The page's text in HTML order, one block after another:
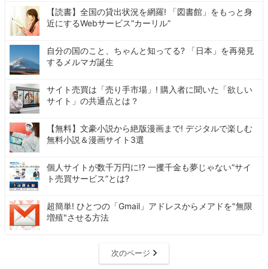
【読書】全国の貸出状況を網羅! 「図書館」をもっと身
近にするWebサービス“カーリル”
自分の国のこと、ちゃんと知ってる? 「日本」を再発見
するメルマガ誕生
サイト売買は「売り手市場」! 購入者に聞いた「欲しい
サイト」の共通点とは？
【無料】文豪小説から絶版漫画まで! デジタルで楽しむ
無料小説＆漫画サイト3選
個人サイトが数千万円に!? 一攫千金も夢じゃない“サイ
ト売買サービス”とは?
超簡単! ひとつの「Gmail」アドレスからメアドを"無限
増殖"させる方法
次のページ